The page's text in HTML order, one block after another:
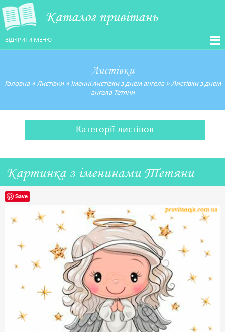
Каталог привітань
ВІДКРИТИ МЕНЮ
Листівки
Головна» Листівки» Іменні листівки з днем ангела» Листівки з днем
ангела Тетяни
Категорії листівок
Картинка з іменинами Тетяни
Save